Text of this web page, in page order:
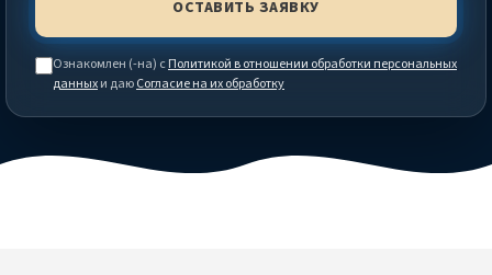
Ознакомлен (-на) сПолитикой в отношении обработки персональных
данныхи даюСогласие на их обработку